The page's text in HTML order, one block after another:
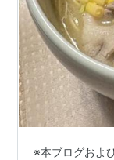
※本ブログおよ